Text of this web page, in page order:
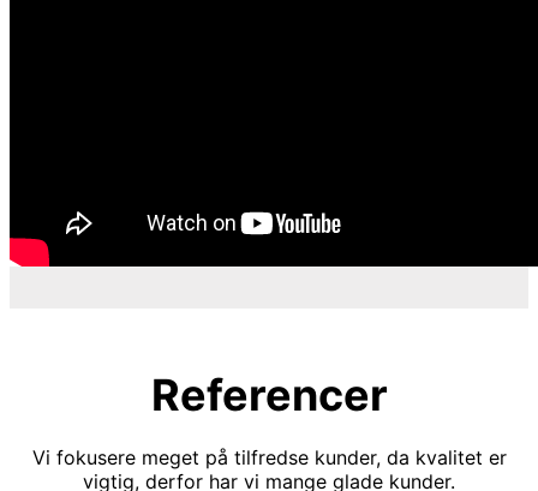
Referencer
Vi fokusere meget på tilfredse kunder, da kvalitet er
vigtig, derfor har vi mange glade kunder.